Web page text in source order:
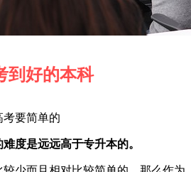
到好的本科
要简单的
度是远远高于专升本的。